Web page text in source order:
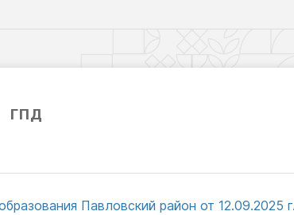
ГПД
Павловский район от 12.09.2025